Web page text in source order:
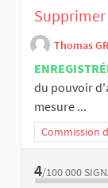
Supprimer
Thomas
du pouvoir
mesure ...
Commission
4/100 000